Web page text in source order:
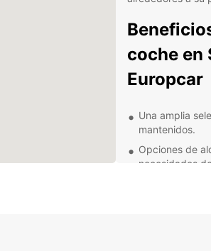
coche en
Europcar
Una amplia
mantenidos.
Opciones de
necesidades